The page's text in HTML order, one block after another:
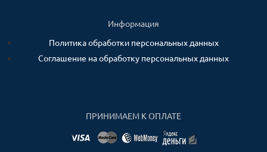
Информация
Политика обработки персональных данных
Соглашение на обработку персональных данных
ПРИНИМАЕМ К ОПЛАТЕ